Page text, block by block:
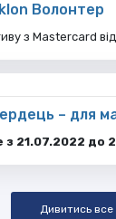
Волонтер
з Mastercard
– для
з 21.07.2022 до
Дивитись все